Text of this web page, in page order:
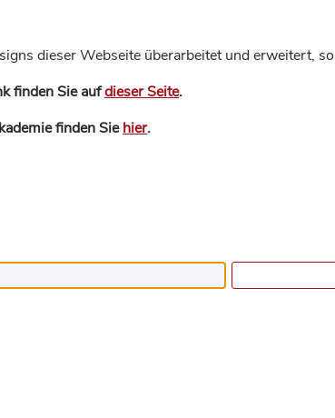
dieser Webseite überarbeitet und erweitert,
finden Sie aufdieser Seite.
finden Siehier.